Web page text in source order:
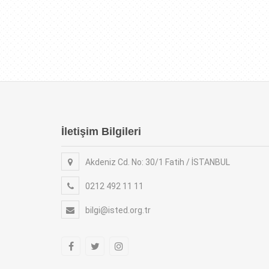
İletişim Bilgileri
Akdeniz Cd. No: 30/1 Fatih / İSTANBUL
0212 492 11 11
bilgi@isted.org.tr